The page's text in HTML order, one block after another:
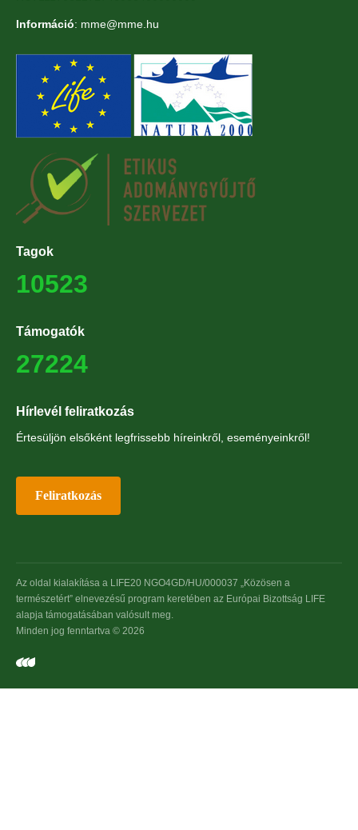
Információ: mme@mme.hu
Tagok
10523
Támogatók
27224
Hírlevél feliratkozás
Értesüljön elsőként legfrissebb híreinkről, eseményeinkről!
Feliratkozás
Az oldal kialakítása a LIFE20 NGO4GD/HU/000037 „Közösen a
természetért” elnevezésű program keretében az Európai Bizottság LIFE
alapja támogatásában valósult meg.
Minden jog fenntartva © 2026